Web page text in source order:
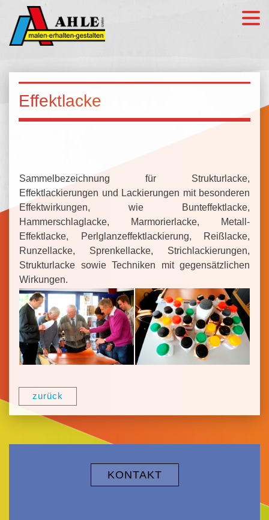
Effektlacke
Sammelbezeichnung für Strukturlacke,
Effektlackierungen und Lackierungen mit besonderen
Effektwirkungen, wie Bunteffektlacke,
Hammerschlaglacke, Marmorierlacke, Metall-
Effektlacke, Perlglanzeffektlackierung, Reißlacke,
Runzellacke, Sprenkellacke, Strichlackierungen,
Strukturlacke sowie Techniken mit gegensätzlichen
Wirkungen.
zurück
KONTAKT